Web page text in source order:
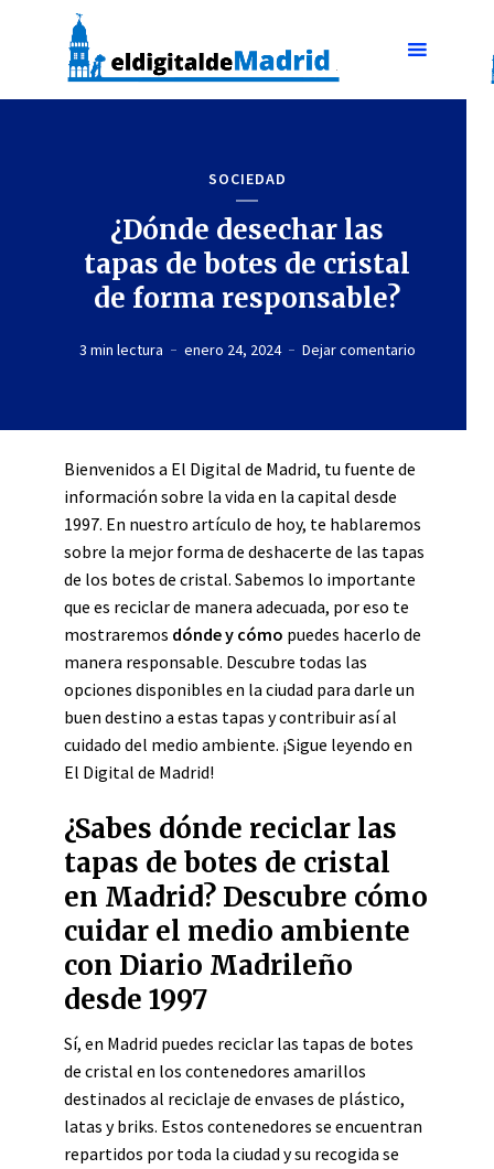
SOCIEDAD
¿Dónde desechar las
tapas de botes de cristal
de forma responsable?
3 min lectura enero 24, 2024 Dejar comentario
Bienvenidos a El Digital de Madrid, tu fuente de
información sobre la vida en la capital desde
1997. En nuestro artículo de hoy, te hablaremos
sobre la mejor forma de deshacerte de las tapas
de los botes de cristal. Sabemos lo importante
que es reciclar de manera adecuada, por eso te
mostraremos dónde y cómo puedes hacerlo de
manera responsable. Descubre todas las
opciones disponibles en la ciudad para darle un
buen destino a estas tapas y contribuir así al
cuidado del medio ambiente. ¡Sigue leyendo en
El Digital de Madrid!
¿Sabes dónde reciclar las
tapas de botes de cristal
en Madrid? Descubre cómo
cuidar el medio ambiente
con Diario Madrileño
desde 1997
Sí, en Madrid puedes reciclar las tapas de botes
de cristal en los contenedores amarillos
destinados al reciclaje de envases de plástico,
latas y briks. Estos contenedores se encuentran
repartidos por toda la ciudad y su recogida se